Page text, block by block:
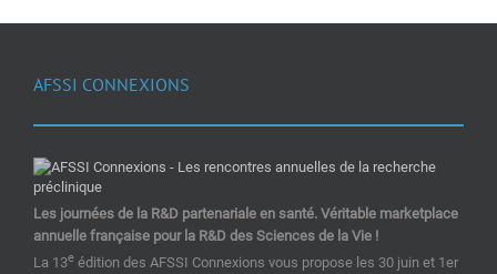
AFSSI CONNEXIONS
Les journées de la R&D partenariale en santé. Véritable marketplace
annuelle française pour la R&D des Sciences de la Vie !
La 13e édition des AFSSI Connexions vous propose les 30 juin et 1er